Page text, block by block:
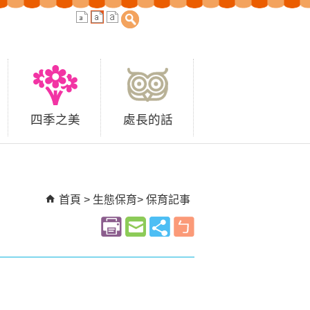
四季之美 處長的話
首頁 生態保育 保育記事